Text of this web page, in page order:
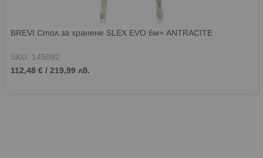
BREVI Стол за хранене SLEX EVO 6м+ ANTRACITE
SKU: 145092
112,48 € / 219,99 лв.